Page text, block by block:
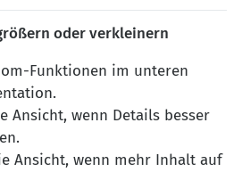
oder verkleinern
Funktionen im unteren
Ansicht, wenn Details besser
Ansicht, wenn mehr Inhalt auf